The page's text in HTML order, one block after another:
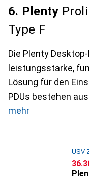
6. Plenty
Type F
Die Plenty
leistungsstarke,
Lösung für den
PDUs bestehen
mehr
USV
CHF